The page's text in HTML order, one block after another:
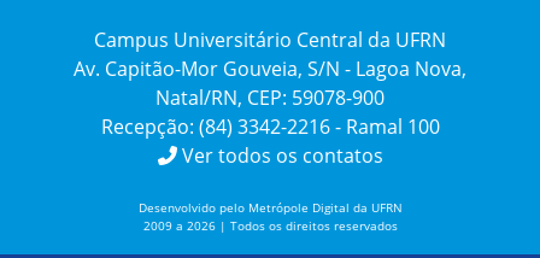
Campus Universitário Central da UFRN
Av. Capitão-Mor Gouveia, S/N - Lagoa Nova,
Natal/RN, CEP: 59078-900
Recepção: (84) 3342-2216 - Ramal 100
Ver todos os contatos
Desenvolvido pelo Metrópole Digital da UFRN
2009 a 2026 | Todos os direitos reservados